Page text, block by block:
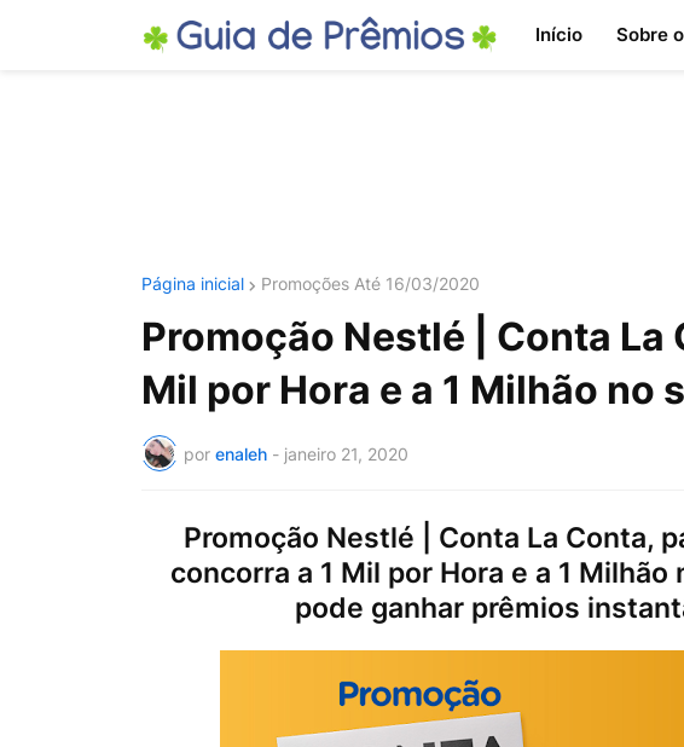
Início Sobre
Página inicial Promoções Até 16/03/2020
Promoção Nestlé | Conta La
Mil por Hora e a 1 Milhão no
por enaleh - janeiro 21, 2020
Promoção Nestlé | Conta La Conta,
concorra a 1 Mil por Hora e a 1
pode ganhar prêmios